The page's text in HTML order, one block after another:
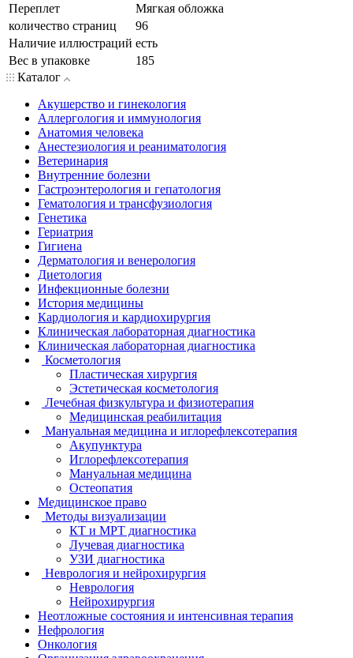
Переплет
Мягкая обложка
количество страниц
96
Наличие иллюстраций есть
Вес в упаковке
185
Каталог
Акушерство и гинекология
Аллергология и иммунология
Анатомия человека
Анестезиология и реаниматология
Ветеринария
Внутренние болезни
Гастроэнтерология и гепатология
Гематология и трансфузиология
Генетика
Гериатрия
Гигиена
Дерматология и венерология
Диетология
Инфекционные болезни
История медицины
Кардиология и кардиохирургия
Клиническая лабораторная диагностика
Клиническая лабораторная диагностика
Косметология
Пластическая хирургия
Эстетическая косметология
Лечебная физкультура и физиотерапия
Медицинская реабилитация
Мануальная медицина и иглорефлексотерапия
Акупунктура
Иглорефлексотерапия
Мануальная медицина
Остеопатия
Медицинское право
Методы визуализации
КТ и МРТ диагностика
Лучевая диагностика
УЗИ диагностика
Неврология и нейрохирургия
Неврология
Нейрохирургия
Неотложные состояния и интенсивная терапия
Нефрология
Онкология